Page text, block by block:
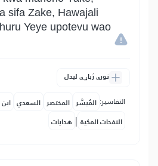
sifa Zake, Hawajali
Yeye upotevu wao
نورې ژباړې لیدل
التفاسير: المُيسَّر المختصر السعدي
النفحات المكية | هدايات